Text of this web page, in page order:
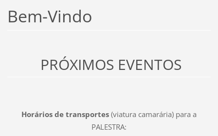
Bem-Vindo
PRÓXIMOS EVENTOS
Horários de transportes (viatura camarária) para a
PALESTRA: